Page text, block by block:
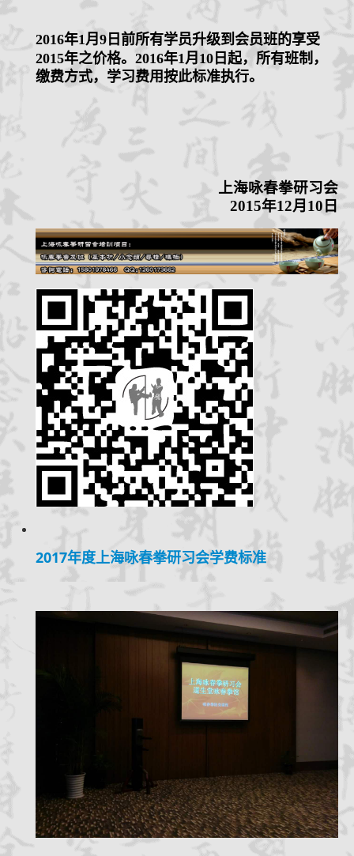
2016年1 月 9 日前所有学员升级到会员班的享受
2015年之价格。 2016年1 月 10 日起，所有班制，
缴费方式，学习费用按此标准执行。
上海咏春拳研习会
2015年12月 10 日
2017年度上海咏春拳研习会学费标准